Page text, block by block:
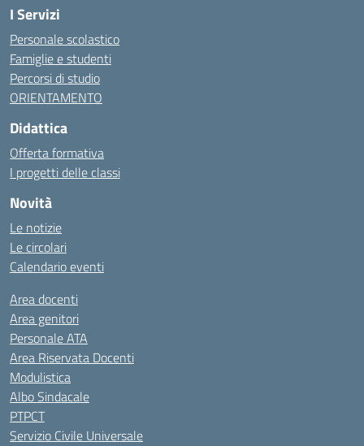
I Servizi
Personale scolastico
Famiglie e studenti
Percorsi di studio
ORIENTAMENTO
Didattica
Offerta formativa
I progetti delle classi
Novità
Le notizie
Le circolari
Calendario eventi
Area docenti
Area genitori
Personale ATA
Area Riservata Docenti
Modulistica
Albo Sindacale
PTPCT
Servizio Civile Universale